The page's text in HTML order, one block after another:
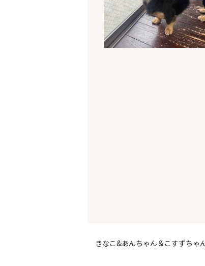
きなこ&あんちゃん＆こすずちゃ